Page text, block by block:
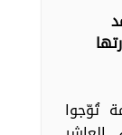
تُوّجوا